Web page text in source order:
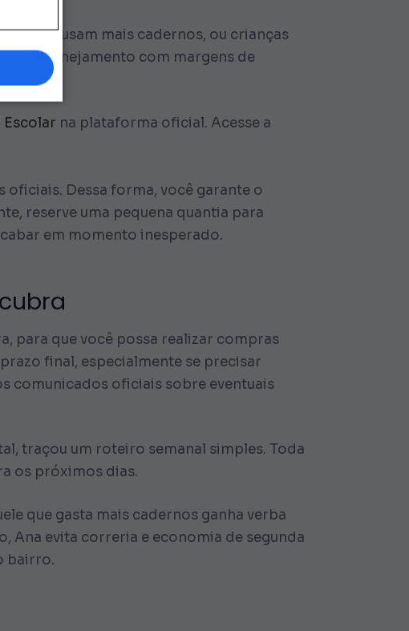
que usam mais cadernos, ou crianças
um planejamento com margens de
Escolar na plataforma oficial. Acesse a
Dessa forma, você garante o
reserve uma pequena quantia para
em momento inesperado.
para que você possa realizar compras
final, especialmente se precisar
comunicados oficiais sobre eventuais
traçou um roteiro semanal simples. Toda
os próximos dias.
que gasta mais cadernos ganha verba
Ana evita correria e economia de segunda
bairro.